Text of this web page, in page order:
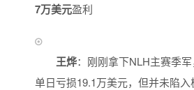
7万美元盈利
王烨：刚刚拿下NLH主赛季军
单日亏损19.1万美元，但并未陷入